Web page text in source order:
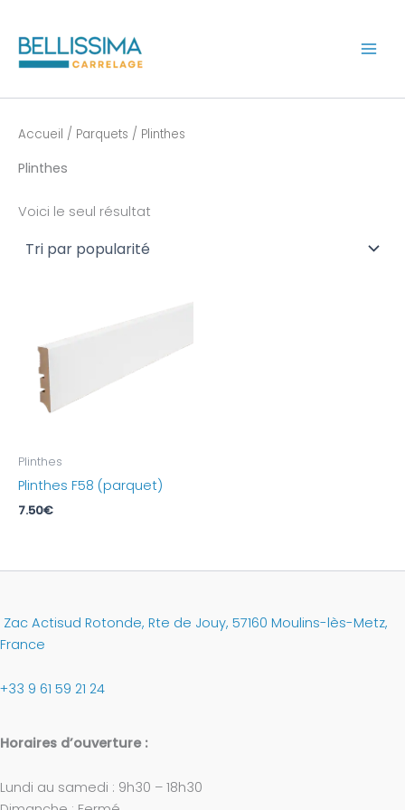
contenu
Accueil / Parquets / Plinthes
Plinthes
Voici le seul résultat
Plinthes
Plinthes F58 (parquet)
7.50€
Zac Actisud Rotonde, Rte de Jouy, 57160 Moulins-lès-Metz,
France
+33 9 61 59 21 24
Horaires d’ouverture :
Lundi au samedi : 9h30 – 18h30